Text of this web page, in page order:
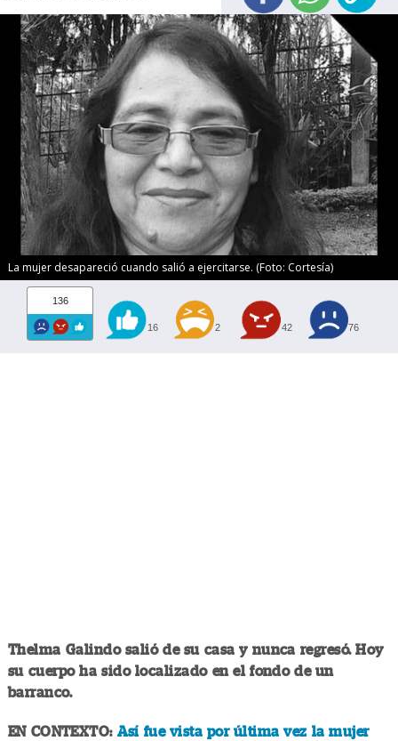
La mujer desapareció cuando salió a ejercitarse. (Foto: Cortesía)
136
16 2 42 76
Thelma Galindo salió de su casa y nunca regresó. Hoy
su cuerpo ha sido localizado en el fondo de un
barranco.
EN CONTEXTO: Así fue vista por última vez la mujer